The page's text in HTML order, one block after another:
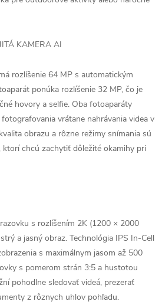
KAMERA AI
rozlíšenie 64 MP s automatickým
ponúka rozlíšenie 32 MP, čo je
hovory a selfie. Oba fotoaparáty
vrátane nahrávania videa v
obrazu a rôzne režimy snímania sú
ktorí chcú zachytiť dôležité okamihy pri
s rozlíšením 2K (1200 × 2000
a jasný obraz. Technológia IPS In-Cell
s maximálnym jasom až 500
s pomerom strán 3:5 a hustotou
pohodlne sledovať videá, prezerať
z rôznych uhlov pohľadu.